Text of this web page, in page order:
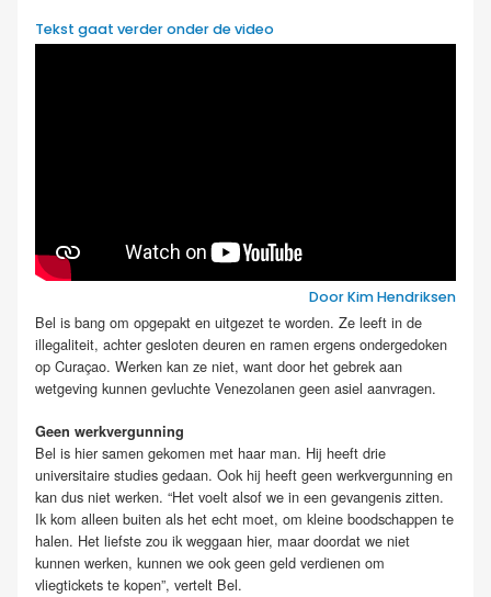
Tekst gaat verder onder de video
Door Kim Hendriksen
Bel is bang om opgepakt en uitgezet te worden. Ze leeft in de
illegaliteit, achter gesloten deuren en ramen ergens ondergedoken
op Curaçao. Werken kan ze niet, want door het gebrek aan
wetgeving kunnen gevluchte Venezolanen geen asiel aanvragen.
Geen werkvergunning
Bel is hier samen gekomen met haar man. Hij heeft drie
universitaire studies gedaan. Ook hij heeft geen werkvergunning en
kan dus niet werken. “Het voelt alsof we in een gevangenis zitten.
Ik kom alleen buiten als het echt moet, om kleine boodschappen te
halen. Het liefste zou ik weggaan hier, maar doordat we niet
kunnen werken, kunnen we ook geen geld verdienen om
vliegtickets te kopen”, vertelt Bel.